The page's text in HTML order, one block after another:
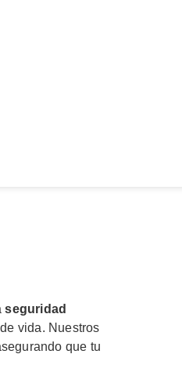
seguridad
vida. Nuestros
que tu